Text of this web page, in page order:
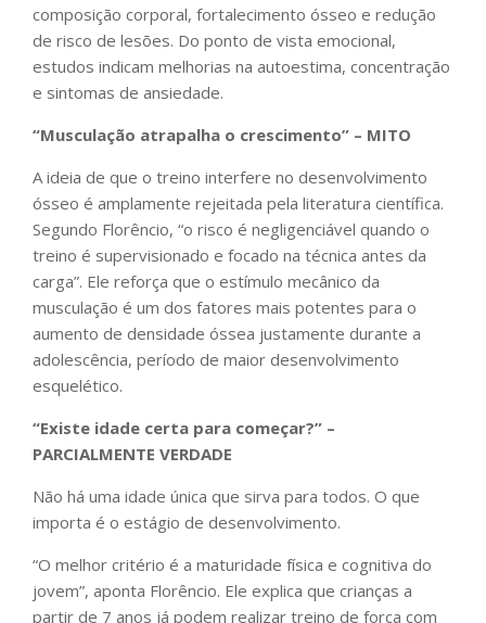
composição corporal, fortalecimento ósseo e redução
de risco de lesões. Do ponto de vista emocional,
estudos indicam melhorias na autoestima, concentração
e sintomas de ansiedade.
“Musculação atrapalha o crescimento” – MITO
A ideia de que o treino interfere no desenvolvimento
ósseo é amplamente rejeitada pela literatura científica.
Segundo Florêncio, “o risco é negligenciável quando o
treino é supervisionado e focado na técnica antes da
carga”. Ele reforça que o estímulo mecânico da
musculação é um dos fatores mais potentes para o
aumento de densidade óssea justamente durante a
adolescência, período de maior desenvolvimento
esquelético.
“Existe idade certa para começar?” –
PARCIALMENTE VERDADE
Não há uma idade única que sirva para todos. O que
importa é o estágio de desenvolvimento.
“O melhor critério é a maturidade física e cognitiva do
jovem”, aponta Florêncio. Ele explica que crianças a
partir de 7 anos já podem realizar treino de força com